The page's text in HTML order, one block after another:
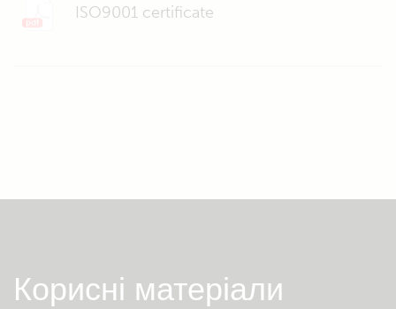
ISO9001 certificate
Корисні матеріали